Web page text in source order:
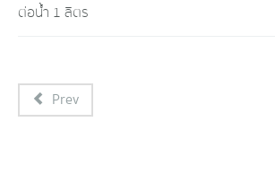
ต่อน้ำ 1 ลิตร
Prev